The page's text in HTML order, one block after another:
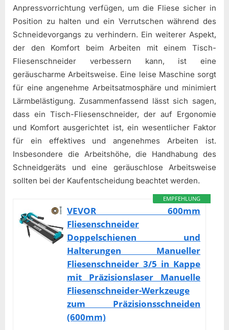
Anpressvorrichtung verfügen, um die Fliese sicher in
Position zu halten und ein Verrutschen während des
Schneidevorgangs zu verhindern. Ein weiterer Aspekt,
der den Komfort beim Arbeiten mit einem Tisch-
Fliesenschneider verbessern kann, ist eine
geräuscharme Arbeitsweise. Eine leise Maschine sorgt
für eine angenehme Arbeitsatmosphäre und minimiert
Lärmbelästigung. Zusammenfassend lässt sich sagen,
dass ein Tisch-Fliesenschneider, der auf Ergonomie
und Komfort ausgerichtet ist, ein wesentlicher Faktor
für ein effektives und angenehmes Arbeiten ist.
Insbesondere die Arbeitshöhe, die Handhabung des
Schneidgeräts und eine geräuschlose Arbeitsweise
sollten bei der Kaufentscheidung beachtet werden.
EMPFEHLUNG
VEVOR 600mm
Fliesenschneider
Doppelschienen und
Halterungen Manueller
Fliesenschneider 3/5 in Kappe
mit Präzisionslaser Manuelle
Fliesenschneider-Werkzeuge
zum Präzisionsschneiden
(600mm)